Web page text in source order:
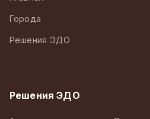
Города
Решения ЭДО
Решения ЭДО